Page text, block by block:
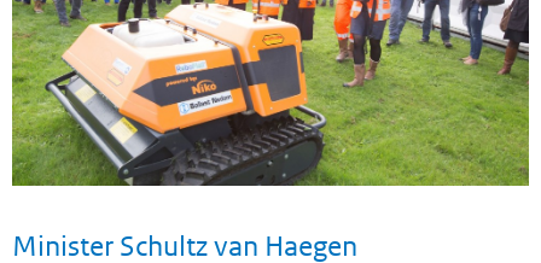
Minister Schultz van Haegen